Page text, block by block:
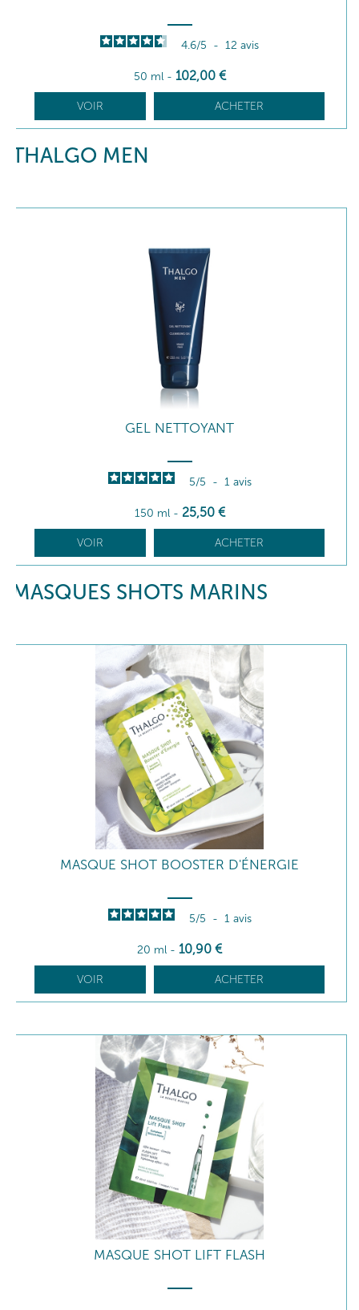
4.6/5 - 12 avis
50 ml - 102,00 €
VOIR ACHETER
THALGO MEN
GEL NETTOYANT
5/5 - 1 avis
150 ml - 25,50 €
VOIR ACHETER
MASQUES SHOTS MARINS
MASQUE SHOT BOOSTER D'ÉNERGIE
5/5 - 1 avis
20 ml - 10,90 €
VOIR ACHETER
MASQUE SHOT LIFT FLASH